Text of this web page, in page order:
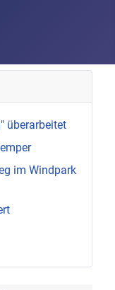
überarbeitet
im Windpark